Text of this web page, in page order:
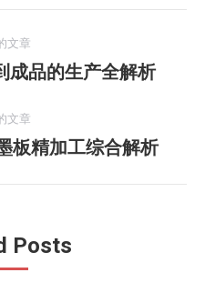
文章
历
的
文
成品的生产全解析
文章
未
章：
板精加工综合解析
Posts